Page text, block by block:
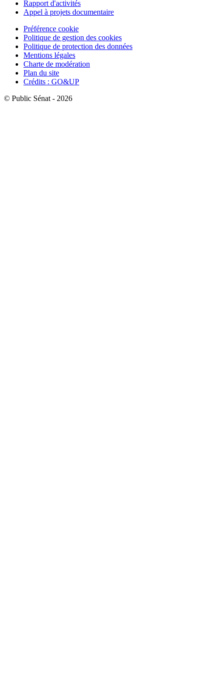
Rapport d'activités
Appel à projets documentaire
Préférence cookie
Politique de gestion des cookies
Politique de protection des données
Mentions légales
Charte de modération
Plan du site
Crédits : GO&UP
© Public Sénat - 2026